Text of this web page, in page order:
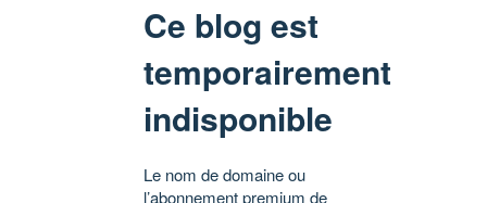
Ce blog est
temporairement
indisponible
Le nom de domaine ou
l’abonnement premium de